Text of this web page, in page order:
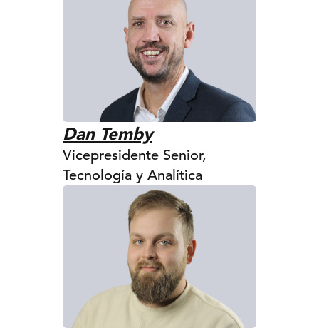
Dan Temby
Vicepresidente Senior,
Tecnología y Analítica